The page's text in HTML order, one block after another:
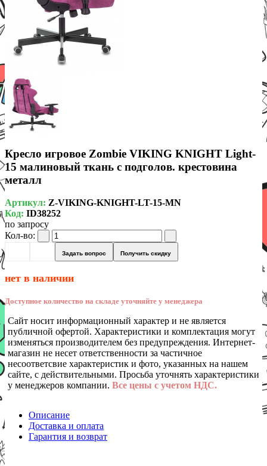
Кресло игровое Zombie VIKING KNIGHT Light-
15 малиновый ткань с подголов. крестовина
металл
Артикул: Z-VIKING-KNIGHT-LT-15-MN
Код: ID38252
по запросу
Кол-во:
Задать вопрос Получить скидку
нет в наличии
Доступное количество на складе уточняйте у менеджера
Сайт носит информационный характер и не является
публичной офертой. Характеристики и комплектация могут
изменяться производителем без предупреждения. Интернет-
магазин не несет ответственности за частичное
несоответсвие характеристик и фото, указанных на нашем
сайте, с действительными. Просьба уточнять характеристики
у менеджеров компании. Все цены с учетом НДС.
Описание
Доставка и оплата
Гарантия и возврат